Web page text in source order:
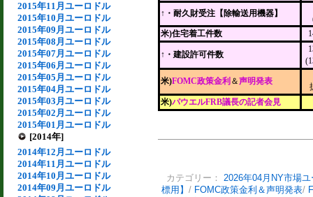
2015年11月ユーロドル
2015年10月ユーロドル
2015年09月ユーロドル
2015年08月ユーロドル
2015年07月ユーロドル
2015年06月ユーロドル
2015年05月ユーロドル
2015年04月ユーロドル
2015年03月ユーロドル
2015年02月ユーロドル
2015年01月ユーロドル
[2014年]
2014年12月ユーロドル
2014年11月ユーロドル
2014年10月ユーロドル
2014年09月ユーロドル
↑ ・耐久財受注【除輸送用機器】
米)住宅着工件数
↑・建設許可件数
米)FOMC政策金利 ＆声明発表
米)パウエルFRB議長の記者会見
カテゴリー： 2026年04月NY市場
標用】 / FOMC政策金利＆声明発表/